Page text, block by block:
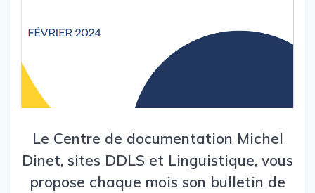
Le Centre de documentation Michel
Dinet, sites DDLS et Linguistique, vous
propose chaque mois son bulletin de